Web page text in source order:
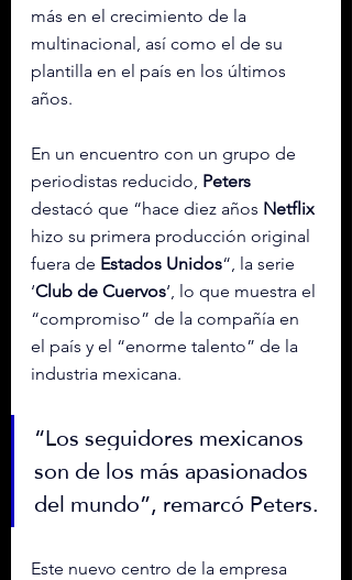
más en el crecimiento de la
multinacional, así como el de su
plantilla en el país en los últimos
años.
En un encuentro con un grupo de
periodistas reducido, Peters
destacó que “hace diez años Netflix
hizo su primera producción original
fuera de Estados Unidos“, la serie
‘Club de Cuervos‘, lo que muestra el
“compromiso” de la compañía en
el país y el “enorme talento” de la
industria mexicana.
“Los seguidores mexicanos
son de los más apasionados
del mundo”, remarcó Peters.
Este nuevo centro de la empresa